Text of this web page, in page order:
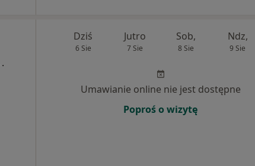
·
Dziś
6 Sie
Jutro
7 Sie
Sob,
8 Sie
Ndz,
9 Sie
Umawianie online nie jest dostępne
Poproś o wizytę